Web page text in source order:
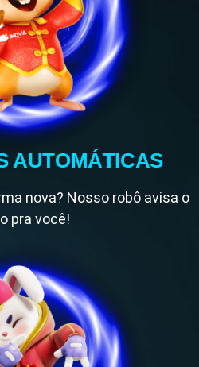
AUTOMÁTICAS
nova? Nosso robô avisa o
pra você!